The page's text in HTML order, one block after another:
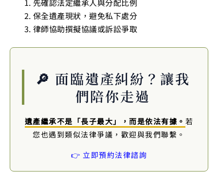
保全遺產現狀，避免私下處分
律師協助撰擬協議或訴訟爭取
🔎 面臨遺產糾紛？讓我
們陪你走過
遺產繼承不是「長子最大」，而是依法有據。 若
您也遇到類似法律爭議，歡迎與我們聯繫。
👉 立即預約法律諮詢